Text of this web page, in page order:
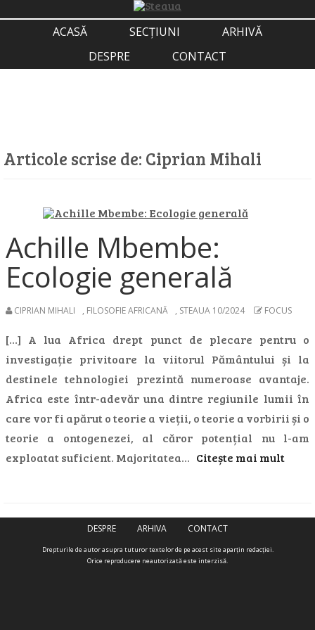
ACASĂ SECȚIUNI
ARHIVĂ
DESPRE
CONTACT
Articole scrise de: Ciprian Mihali
Achille Mbembe:
Ecologie generală
CIPRIAN MIHALI , FILOSOFIE AFRICANĂ , STEAUA 10/2024 FOCUS
[…] A lua Africa drept punct de plecare pentru o
investigație privitoare la viitorul Pământului și la
destinele tehnologiei prezintă numeroase avantaje.
Africa este într-adevăr una dintre regiunile lumii în
care vor fi apărut o teorie a vieții, o teorie a vorbirii și o
teorie a ontogenezei, al căror potențial nu l-am
exploatat suficient. Majoritatea… Citește mai mult
DESPRE ARHIVA CONTACT
Drepturile de autor asupra tuturor textelor de pe acest site aparţin redacţiei.
Orice reproducere neautorizată este interzisă.